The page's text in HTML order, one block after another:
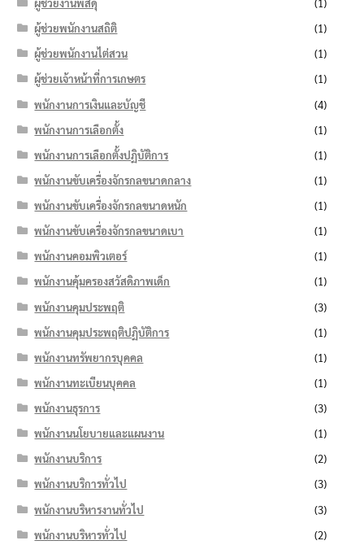
ผู้ช่วยงานพัสดุ
(1)
ผู้ช่วยพนักงานสถิติ
(1)
ผู้ช่วยพนักงานไต่สวน
(1)
ผู้ช่วยเจ้าหน้าที่การเกษตร
(1)
พนักงานการเงินและบัญชี
(4)
พนักงานการเลือกตั้ง
(1)
พนักงานการเลือกตั้งปฏิบัติการ
(1)
พนักงานขับเครื่องจักรกลขนาดกลาง
(1)
พนักงานขับเครื่องจักรกลขนาดหนัก
(1)
พนักงานขับเครื่องจักรกลขนาดเบา
(1)
พนักงานคอมพิวเตอร์
(1)
พนักงานคุ้มครองสวัสดิภาพเด็ก
(1)
พนักงานคุมประพฤติ
(3)
พนักงานคุมประพฤติปฏิบัติการ
(1)
พนักงานทรัพยากรบุคคล
(1)
พนักงานทะเบียนบุคคล
(1)
พนักงานธุรการ
(3)
พนักงานนโยบายและแผนงาน
(1)
พนักงานบริการ
(2)
พนักงานบริการทั่วไป
(3)
พนักงานบริหารงานทั่วไป
(3)
พนักงานบริหารทั่วไป
(2)